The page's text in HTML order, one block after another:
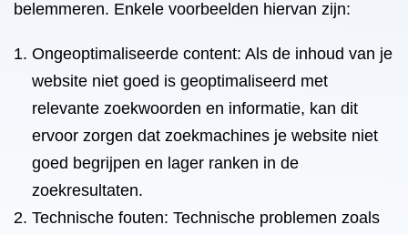
belemmeren. Enkele voorbeelden hiervan zijn:
Ongeoptimaliseerde content: Als de inhoud van je
website niet goed is geoptimaliseerd met
relevante zoekwoorden en informatie, kan dit
ervoor zorgen dat zoekmachines je website niet
goed begrijpen en lager ranken in de
zoekresultaten.
Technische fouten: Technische problemen zoals